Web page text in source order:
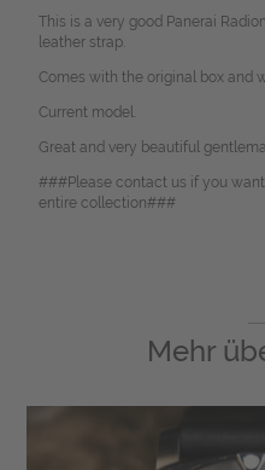
This is a very good Panerai
leather strap.
Comes with the original box and
Current model.
Great and very beautiful
###Please contact us if you
entire collection###
Mehr